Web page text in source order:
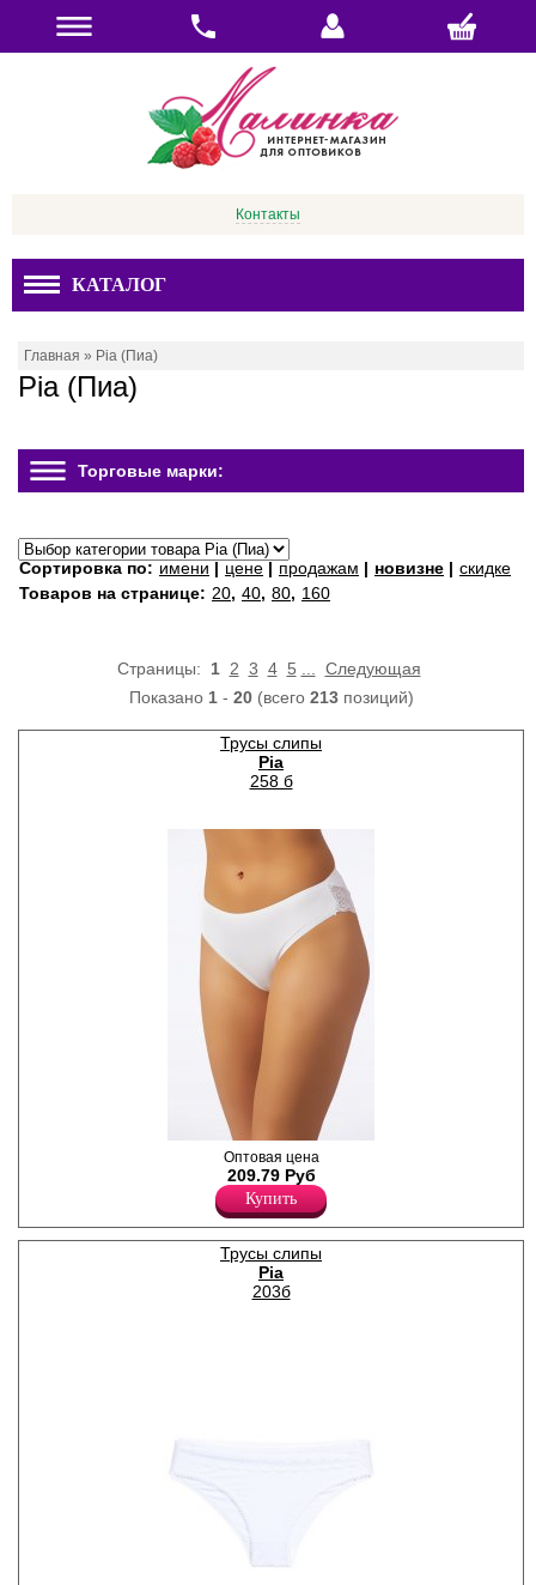
Контакты
КАТАЛОГ
Главная » Pia (Пиа)
Pia (Пиа)
Торговые марки:
Сортировка по: имени | цене | продажам | новизне | скидке
Товаров на странице: 20, 40, 80, 160
Страницы: 1 2 3 4 5
Следующая
Показано 1- 20(всего 213позиций)
Трусы слипы
Pia
258 б
Трусики-слипы из
бамбукового полотна,
задняя часть декорирована
кружевом, х/б ластовица.
Бамбук 90%
Эластан 10%
Оптовая цена
209.79 Руб
Купить
Трусы слипы
Pia
203б